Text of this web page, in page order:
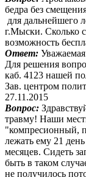
бедра без
для дальнейшего
г.Мыски. Сколько
возможность
Ответ:
Для решения
каб. 4123 нашей
Зав. центром
27.11.2015
Вопрос:
травму! Наши
"компресионный,
лежать ему 21
месяцев. Сидеть
быть в таком
не получилось